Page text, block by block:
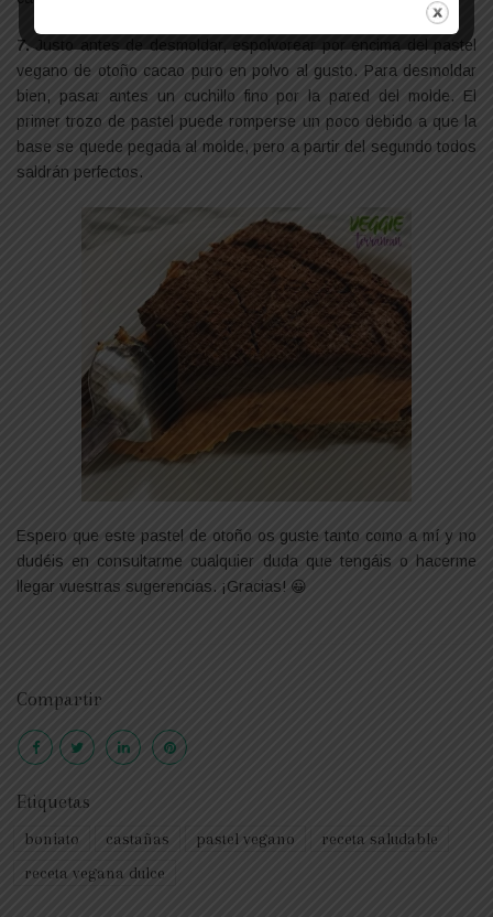
7.Justo antes de desmoldar, espolvorear por encima del pastel
vegano de otoño cacao puro en polvo al gusto. Para desmoldar
bien, pasar antes un cuchillo fino por la pared del molde. El
primer trozo de pastel puede romperse un poco debido a que la
base se quede pegada al molde, pero a partir del segundo todos
saldrán perfectos.
Espero que este pastel de otoño os guste tanto como a mí y no
dudéis en consultarme cualquier duda que tengáis o hacerme
llegar vuestras sugerencias. ¡Gracias! 😀
Compartir
Etiquetas
boniato castañas pastel vegano
receta saludable
receta vegana dulce